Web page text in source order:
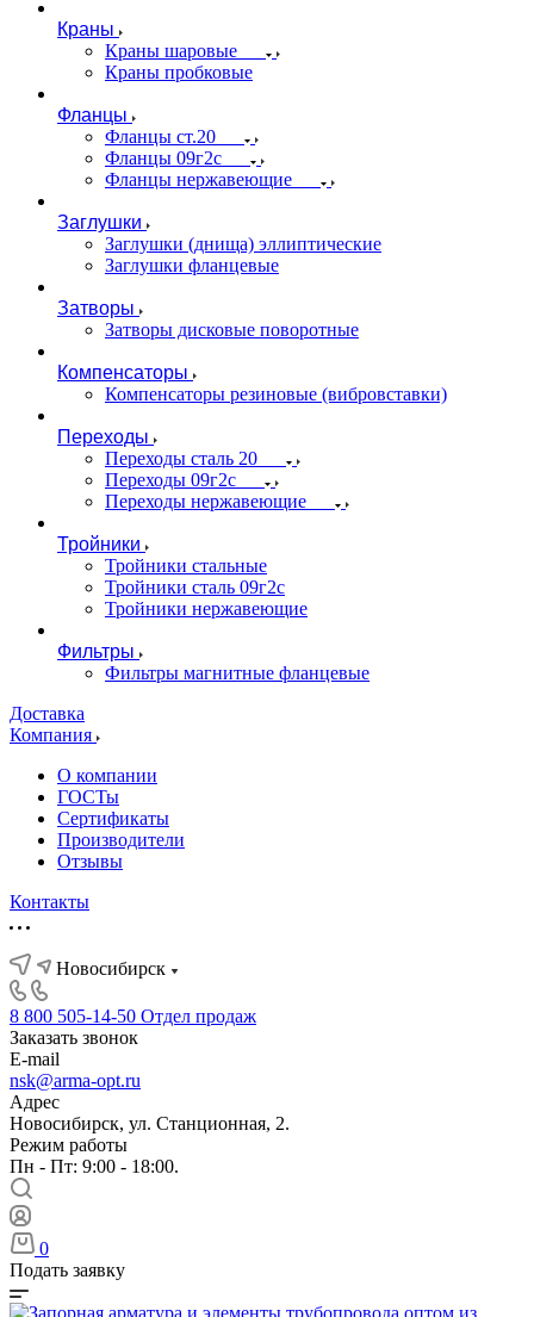
Краны
Краны шаровые
Краны пробковые
Фланцы
Фланцы ст.20
Фланцы 09г2с
Фланцы нержавеющие
Заглушки
Заглушки (днища) эллиптические
Заглушки фланцевые
Затворы
Затворы дисковые поворотные
Компенсаторы
Компенсаторы резиновые (вибровставки)
Переходы
Переходы сталь 20
Переходы 09г2с
Переходы нержавеющие
Тройники
Тройники стальные
Тройники сталь 09г2с
Тройники нержавеющие
Фильтры
Фильтры магнитные фланцевые
Доставка
Компания
О компании
ГОСТы
Сертификаты
Производители
Отзывы
Контакты
Новосибирск
8 800 505-14-50 Отдел продаж
Заказать звонок
E-mail
nsk@arma-opt.ru
Адрес
Новосибирск, ул. Станционная, 2.
Режим работы
Пн - Пт: 9:00 - 18:00.
0
Подать заявку